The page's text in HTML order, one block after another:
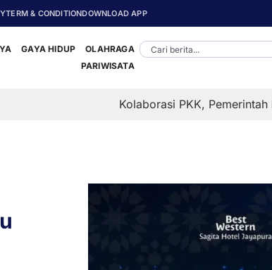
TERM & CONDITIONDOWNLOAD APP
GAYA HIDUP
OLAHRAGA
PARIWISATA
Kolaborasi PKK, Pemerintah Kampung,